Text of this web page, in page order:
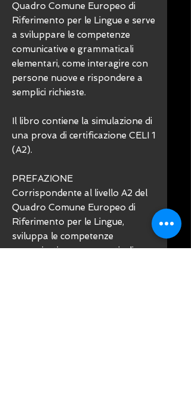
Quadro Comune Europeo di
Riferimento per le Lingue e serve
a sviluppare le competenze
comunicative e grammaticali
elementari, come interagire con
persone nuove e rispondere a
semplici richieste.
Il libro contiene la simulazione di
una prova di certificazione CELI 1
(A2).
PREFAZIONE
Corrispondente al livello A2 del
Quadro Comune Europeo di
Riferimento per le Lingue,
sviluppa le competenze
comunicative e grammaticali